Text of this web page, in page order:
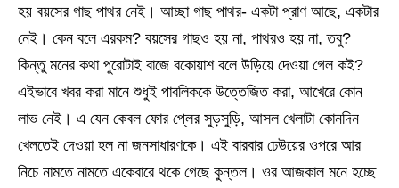
হয় বয়সের গাছ পাথর নেই। আচ্ছা গাছ পাথর- একটা প্রাণ আছে, একটার
নেই। কেন বলে এরকম? বয়সের গাছও হয় না, পাথরও হয় না, তবু?
কিন্তু মনের কথা পুরোটাই বাজে বকোয়াশ বলে উড়িয়ে দেওয়া গেল কই?
এইভাবে খবর করা মানে শুধুই পাবলিককে উত্তেজিত করা, আখেরে কোন
লাভ নেই। এ যেন কেবল ফোর প্লের সুড়সুড়ি, আসল খেলাটা কোনদিন
খেলতেই দেওয়া হল না জনসাধারণকে। এই বারবার ঢেউয়ের ওপরে আর
নিচে নামতে নামতে একেবারে থকে গেছে কুন্তল। ওর আজকাল মনে হচ্ছে